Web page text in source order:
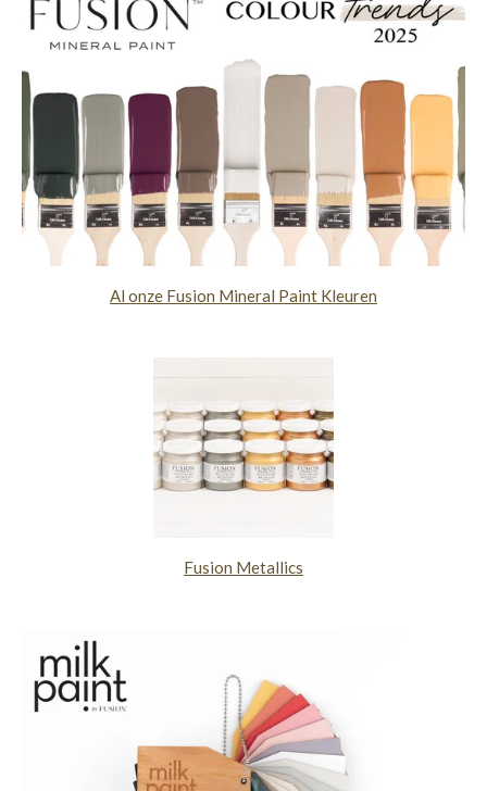
Al onze Fusion Mineral Paint Kleuren
Fusion Metallics